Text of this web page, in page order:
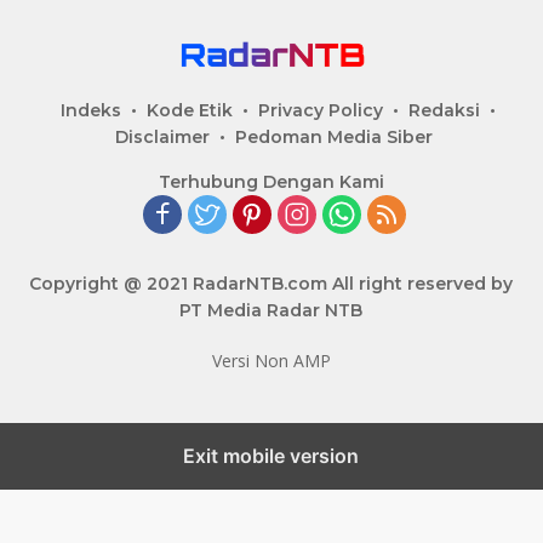
Indeks Kode Etik Privacy Policy
Redaksi
Disclaimer
Pedoman Media Siber
Terhubung Dengan Kami
Copyright @ 2021 RadarNTB.com All right reserved by
PT Media Radar NTB
Versi Non AMP
Exit mobile version